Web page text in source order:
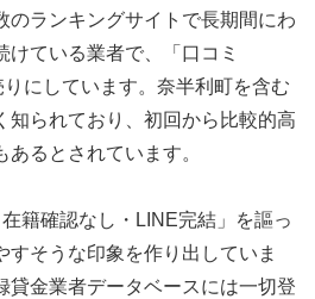
のランキングサイトで長期間にわ
けている業者で、「口コミ
にしています。奈半利町を含む
知られており、初回から比較的高
るとされています。
籍確認なし・LINE完結」を謳っ
すそうな印象を作り出していま
貸金業者データベースには一切登